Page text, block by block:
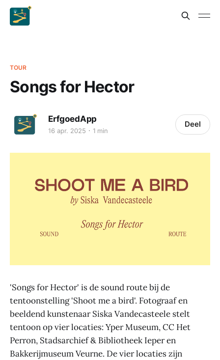
TOUR
Songs for Hector
ErfgoedApp
16 apr. 2025 1 min
Deel
'Songs for Hector' is de sound route bij de
tentoonstelling 'Shoot me a bird'. Fotograaf en
beeldend kunstenaar Siska Vandecasteele stelt
tentoon op vier locaties: Yper Museum, CC Het
Perron, Stadsarchief & Bibliotheek Ieper en
Bakkerijmuseum Veurne. De vier locaties zijn